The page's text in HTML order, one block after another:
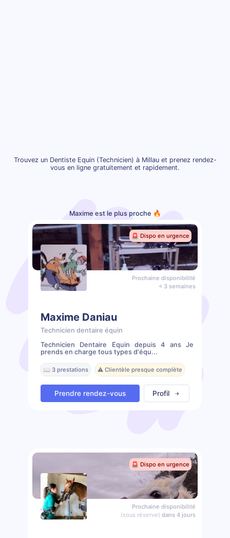
Trouvez un Dentiste Equin (Technicien) à Millau et prenez rendez-
vous en ligne gratuitement et rapidement.
Maxime est le plus proche 🔥
🚨 Dispo en urgence
Prochaine disponibilité
< 3 semaines
Maxime Daniau
Technicien dentaire équin
Technicien Dentaire Équin depuis 4 ans Je
prends en charge tous types d'équ...
📖 3 prestations ⚠️ Clientèle presque complète
Prendre rendez-vous Profil
🚨 Dispo en urgence
Prochaine disponibilité
(sous réserve) dans 4 jours